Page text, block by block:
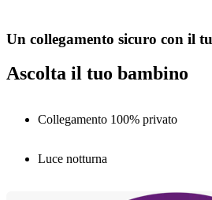
Un collegamento sicuro con il
Ascolta il tuo bambino
Collegamento 100% privato
Luce notturna